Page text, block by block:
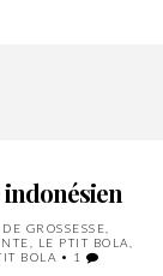
indonésien
GROSSESSE
LE PTIT BOLA
BOLA • 1